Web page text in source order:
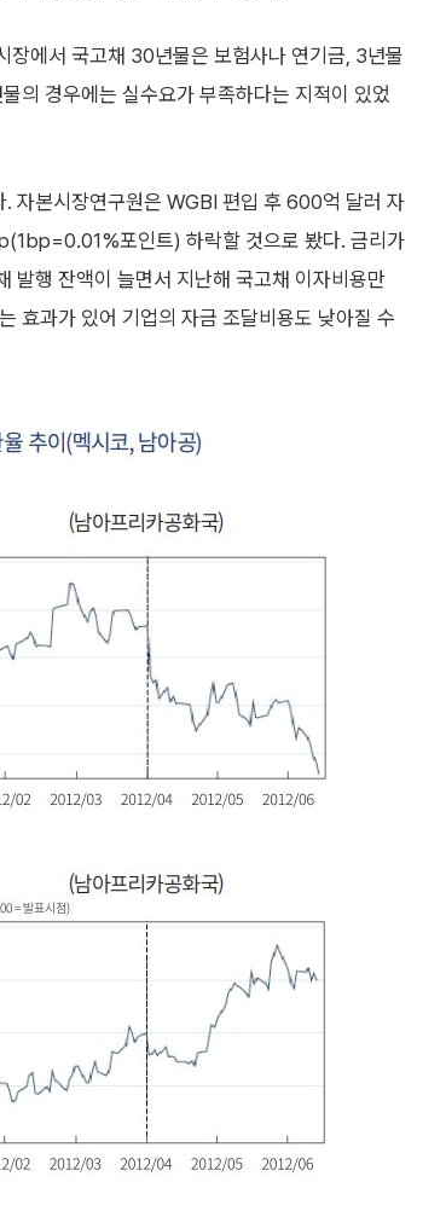
장에서 국고채 30년물은 보험사나 연기금, 3년물
의 경우에는 실수요가 부족하다는 지적이 있었
자본시장연구원은 WGBI 편입 후 600억 달러 자
포인트) 하락할 것으로 봤다. 금리가
발행 잔액이 늘면서 지난해 국고채 이자비용만
효과가 있어 기업의 자금 조달비용도 낮아질 수